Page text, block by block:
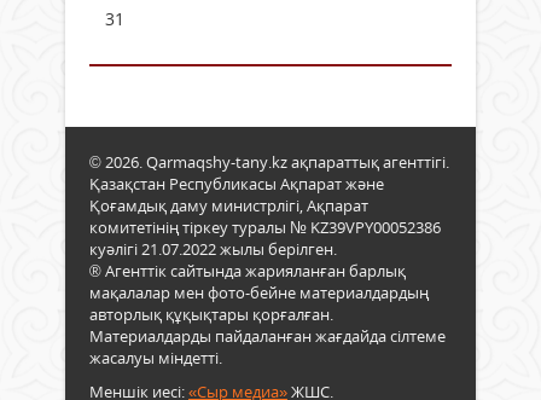
31
© 2026. Qarmaqshy-tany.kz ақпараттық агенттігі.
Қазақстан Республикасы Ақпарат және
Қоғамдық даму министрлігі, Ақпарат
комитетінің тіркеу туралы № KZ39VPY00052386
куәлігі 21.07.2022 жылы берілген.
® Агенттік сайтында жарияланған барлық
мақалалар мен фото-бейне материалдардың
авторлық құқықтары қорғалған.
Материалдарды пайдаланған жағдайда сілтеме
жасалуы міндетті.
Меншік иесі:«Сыр медиа»ЖШС.